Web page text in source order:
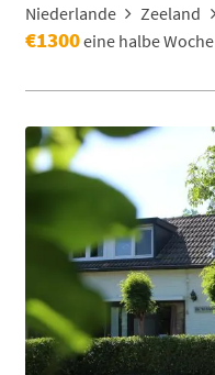
Niederlande
Zeeland
€1300eine halbe Woche